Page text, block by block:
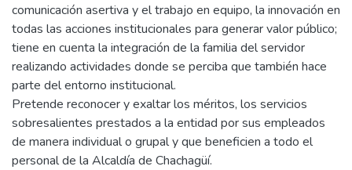
comunicación asertiva y el trabajo en equipo, la innovación en
todas las acciones institucionales para generar valor público;
tiene en cuenta la integración de la familia del servidor
realizando actividades donde se perciba que también hace
parte del entorno institucional.
Pretende reconocer y exaltar los méritos, los servicios
sobresalientes prestados a la entidad por sus empleados
de manera individual o grupal y que beneficien a todo el
personal de la Alcaldía de Chachagüí.